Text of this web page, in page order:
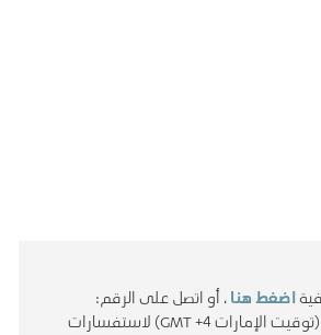
اضغط هنا، أو اتصل على الرقم:
(توقيت الإمارات GMT +4) لاستفسارات